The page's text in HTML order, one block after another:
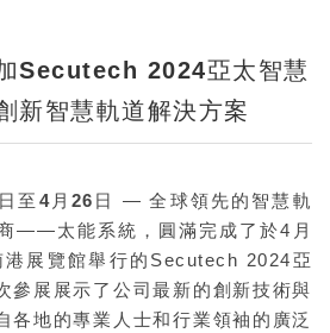
Secutech 2024亞太智慧
新智慧軌道解決方案
至4月26日
— 全球領先的智慧軌
——太能系統，圓滿完成了於4月
展覽館舉行的Secutech 2024亞
參展展示了公司最新的創新技術與
各地的專業人士和行業領袖的廣泛